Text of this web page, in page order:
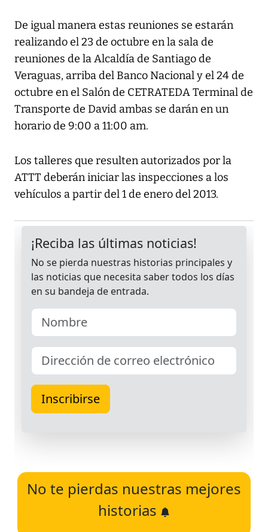
De igual manera estas reuniones se estarán
realizando el 23 de octubre en la sala de
reuniones de la Alcaldía de Santiago de
Veraguas, arriba del Banco Nacional y el 24 de
octubre en el Salón de CETRATEDA Terminal de
Transporte de David ambas se darán en un
horario de 9:00 a 11:00 am.
Los talleres que resulten autorizados por la
ATTT deberán iniciar las inspecciones a los
vehículos a partir del 1 de enero del 2013.
No te pierdas nuestras mejores
historias